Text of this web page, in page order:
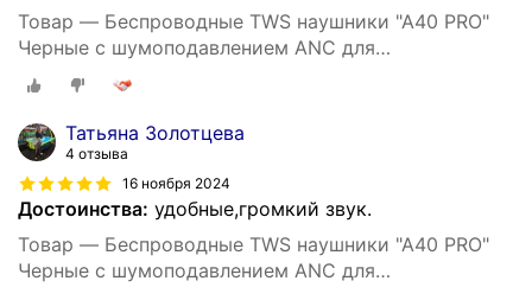
Товар — Беспроводные TWS наушники "A40 PRO"
Черные с шумоподавлением ANC для
iPhone/Android сенсорные
Татьяна Золотцева
4 отзыва
16 ноября 2024
Достоинства: удобные,громкий звук.
Товар — Беспроводные TWS наушники "A40 PRO"
Черные с шумоподавлением ANC для